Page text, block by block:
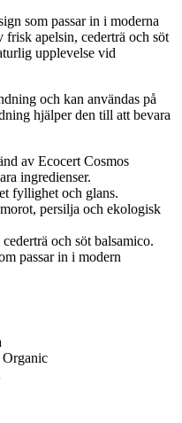
som passar in i moderna
frisk apelsin, cederträ och söt
upplevelse vid
och kan användas på
hjälper den till att bevara
av Ecocert Cosmos
ingredienser.
fyllighet och glans.
persilja och ekologisk
och söt balsamico.
passar in i modern
Organic